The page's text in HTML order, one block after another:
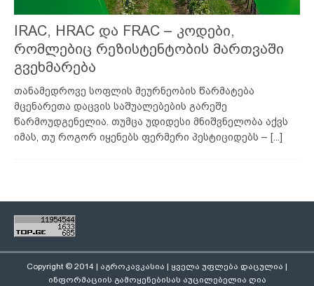
IRAC, HRAC და FRAC – კოდები,
რომლებიც რეზისტენტობის მართვაში
გვეხმარება
თანამედროვე სოფლის მეურნეობის წარმატება
მცენარეთა დაცვის საშუალებების გარეშე
წარმოუდგენელია. თუმცა უდიდესი მნიშვნელობა აქვს
იმას, თუ როგორ იყენებს ფერმერი პესტიციდებს – [...]
Copyright © 2014 | აგროკავკასია | ყველა უფლება დაცულია |
ინფორმაციის გამოყენებისას აუცილებელია ღია